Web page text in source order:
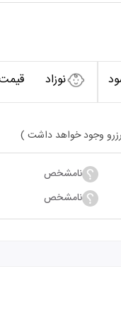
نوزاد
رزرو وجود خواهد داشت )
نامشخص
نامشخص